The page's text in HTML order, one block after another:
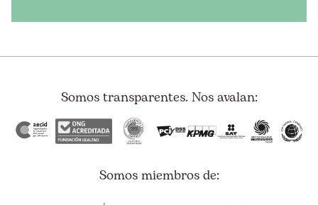
Somos transparentes. Nos avalan:
Somos miembros de: